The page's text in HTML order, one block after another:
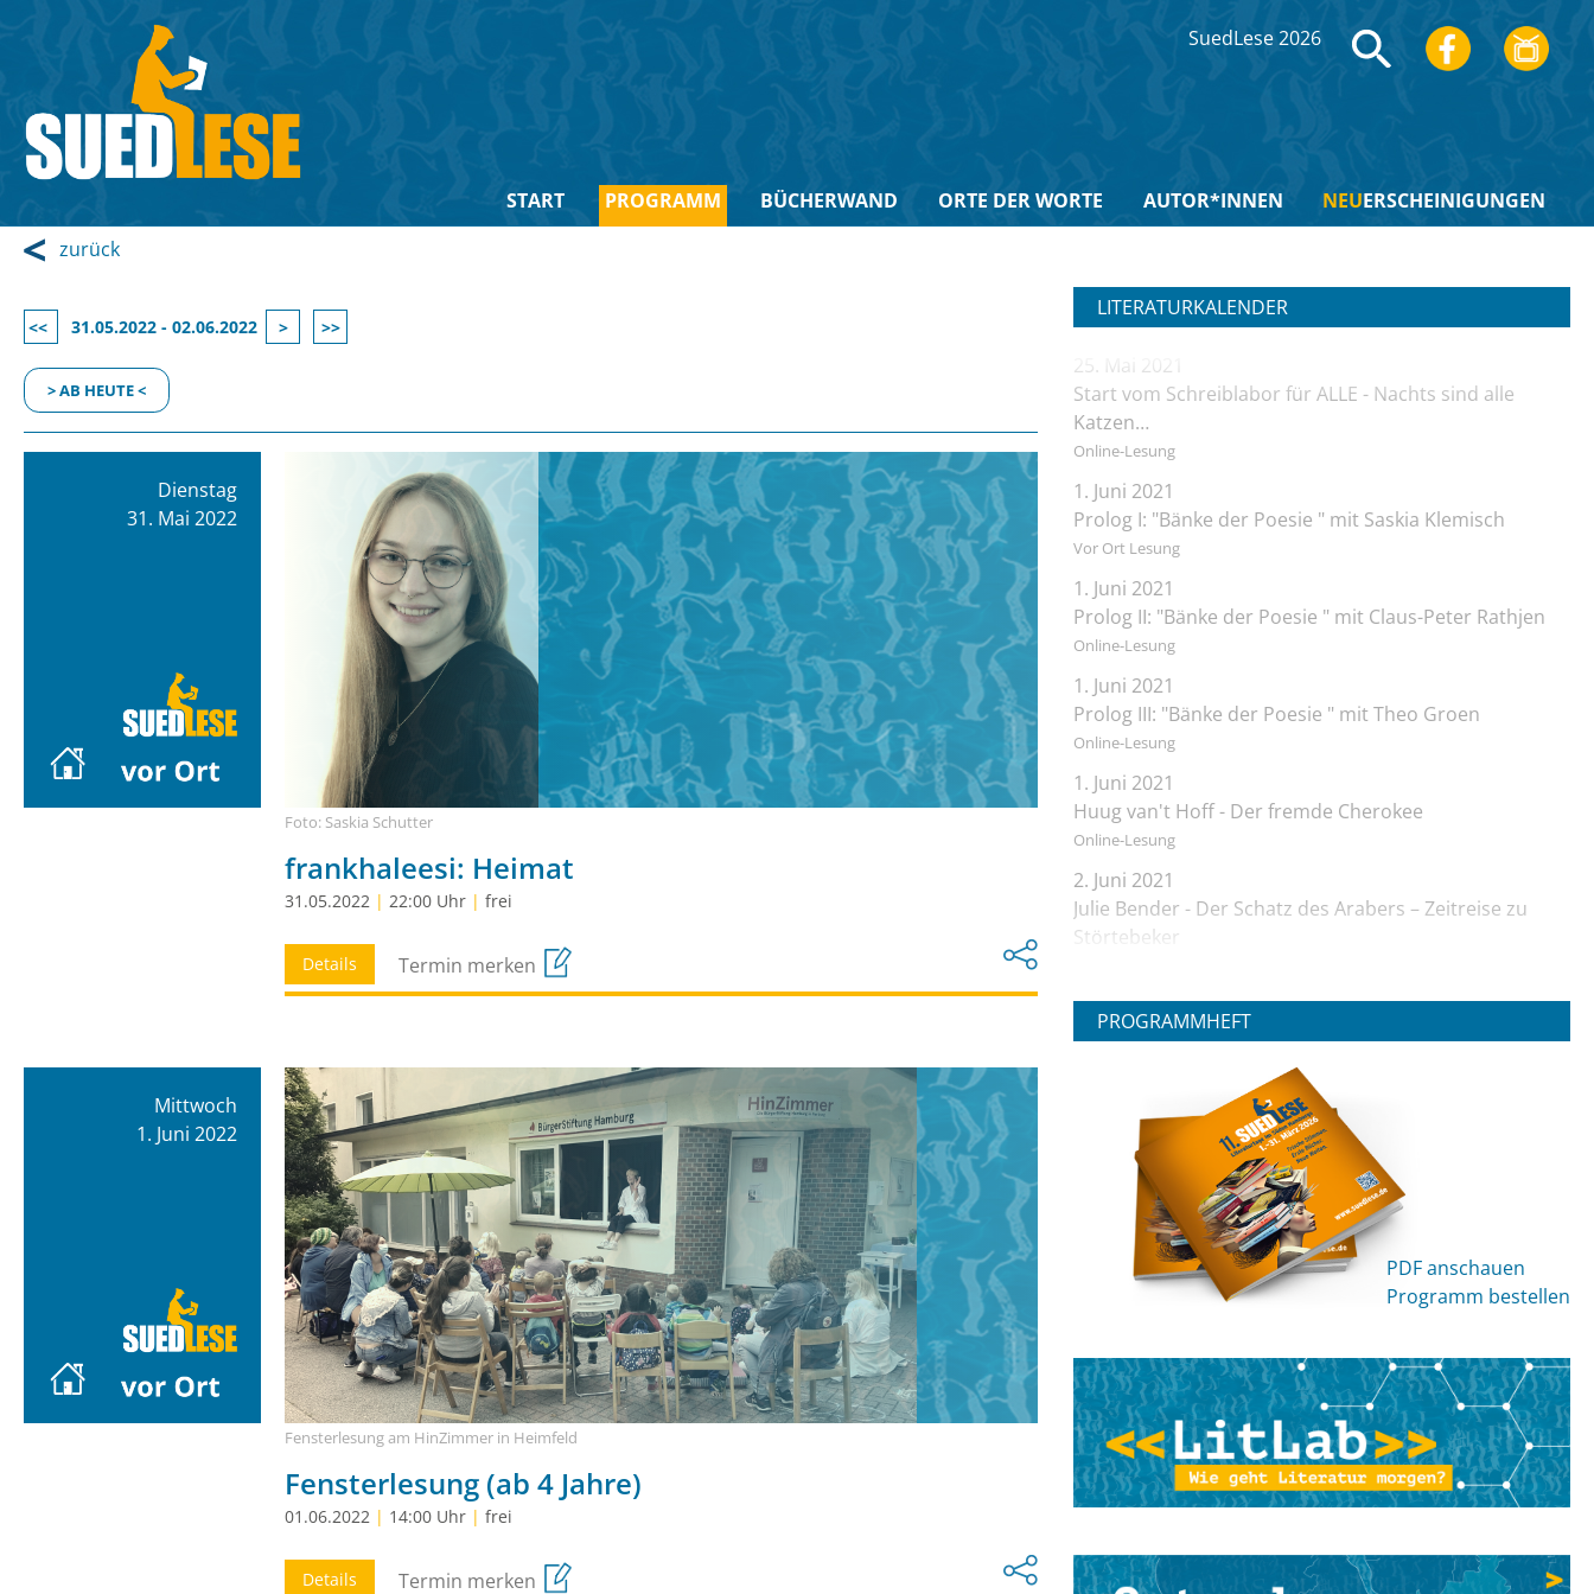
START PROGRAMM BÜCHERWAND ORTE DER WORTE AUTOR*INNEN NEUERSCHEINIGUNGEN
SuedLese 2026
zurück
<< 31.05.2022 - 02.06.2022 > >>
> AB HEUTE <
Dienstag
31. Mai 2022
Foto: Saskia Schutter
frankhaleesi: Heimat
31.05.2022 | 22:00 Uhr | frei
Details Termin merken
Mittwoch
1. Juni 2022
Fensterlesung am HinZimmer in Heimfeld
Fensterlesung (ab 4 Jahre)
01.06.2022 | 14:00 Uhr | frei
Details Termin merken
LITERATURKALENDER
25. Mai 2021
Start vom Schreiblabor für ALLE - Nachts sind alle
Katzen…
Online-Lesung
1. Juni 2021
Prolog I: "Bänke der Poesie " mit Saskia Klemisch
Vor Ort Lesung
1. Juni 2021
Prolog II: "Bänke der Poesie " mit Claus-Peter Rathjen
Online-Lesung
1. Juni 2021
Prolog III: "Bänke der Poesie " mit Theo Groen
Online-Lesung
1. Juni 2021
Huug van't Hoff - Der fremde Cherokee
Online-Lesung
2. Juni 2021
Julie Bender - Der Schatz des Arabers – Zeitreise zu
Störtebeker
2. Juni 2021
Janika Hoffmann - Der Quell der Finsternis
Sascha Gutzeit - Detektivspinne Luise (ab 6 Jahren)
Online-Lesung
3. Juni 2021
Hamburger Autorenvereinigung - Bleiben Sie
negativ! Auftakt
Online-Lesung
Workshop: Antje von Stemm - Mini-POP-IT-YOURSELF
Online-Lesung
4. Juni 2021
Fensterlesung : Petra Albersmann – Ein
Erzählprogramm für große und kleine Leute
Vor Ort Lesung
4. Juni 2021
Sarah Just // sasa - terra inkognita // unbekanntes
PROGRAMMHEFT
PDF anschauen
Programm bestellen